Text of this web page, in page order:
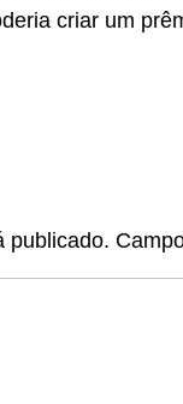
criar um
publicado.